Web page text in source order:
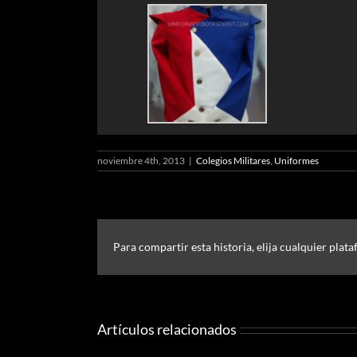
noviembre 4th, 2013 | Colegios Militares, Uniformes
Para compartir esta historia, elija cualquier
Artículos relacionados